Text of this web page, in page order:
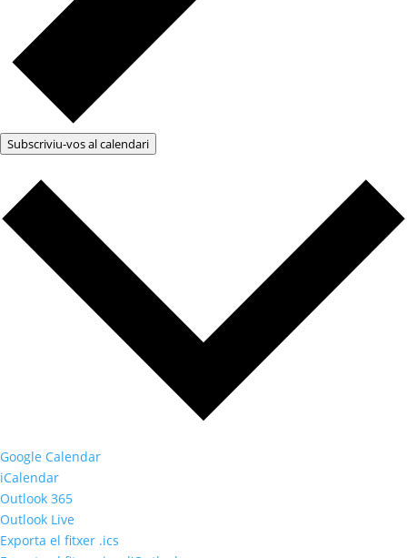
Subscriviu-vos al calendari
Google Calendar
iCalendar
Outlook 365
Outlook Live
Exporta el fitxer .ics